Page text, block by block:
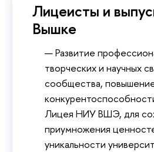
Лицеисты и
Вышке
Развитие
творческих и научных
сообщества,
Лицея НИУ ВШЭ, для
приумножения
уникальности